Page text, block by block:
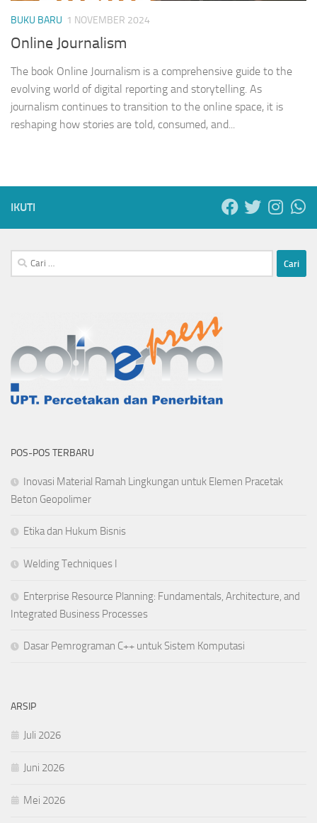
BUKU BARU 1 NOVEMBER 2024
Online Journalism
The book Online Journalism is a comprehensive guide to the
evolving world of digital reporting and storytelling. As
journalism continues to transition to the online space, it is
reshaping how stories are told, consumed, and...
IKUTI
Cari
untuk:
POS-POS TERBARU
Inovasi Material Ramah Lingkungan untuk Elemen Pracetak
Beton Geopolimer
Etika dan Hukum Bisnis
Welding Techniques I
Enterprise Resource Planning: Fundamentals, Architecture, and
Integrated Business Processes
Dasar Pemrograman C++ untuk Sistem Komputasi
ARSIP
Juli 2026
Juni 2026
Mei 2026